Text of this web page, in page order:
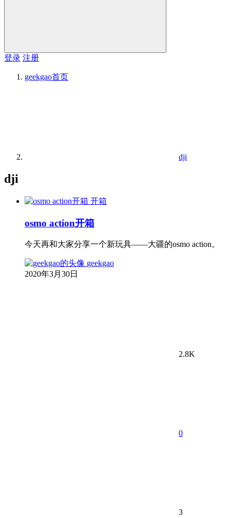
登录 注册
geekgao首页
dji
dji
开箱
osmo action开箱
今天再和大家分享一个新玩具——大疆的osmo action。
geekgao
2020年3月30日
2.8K
0
3